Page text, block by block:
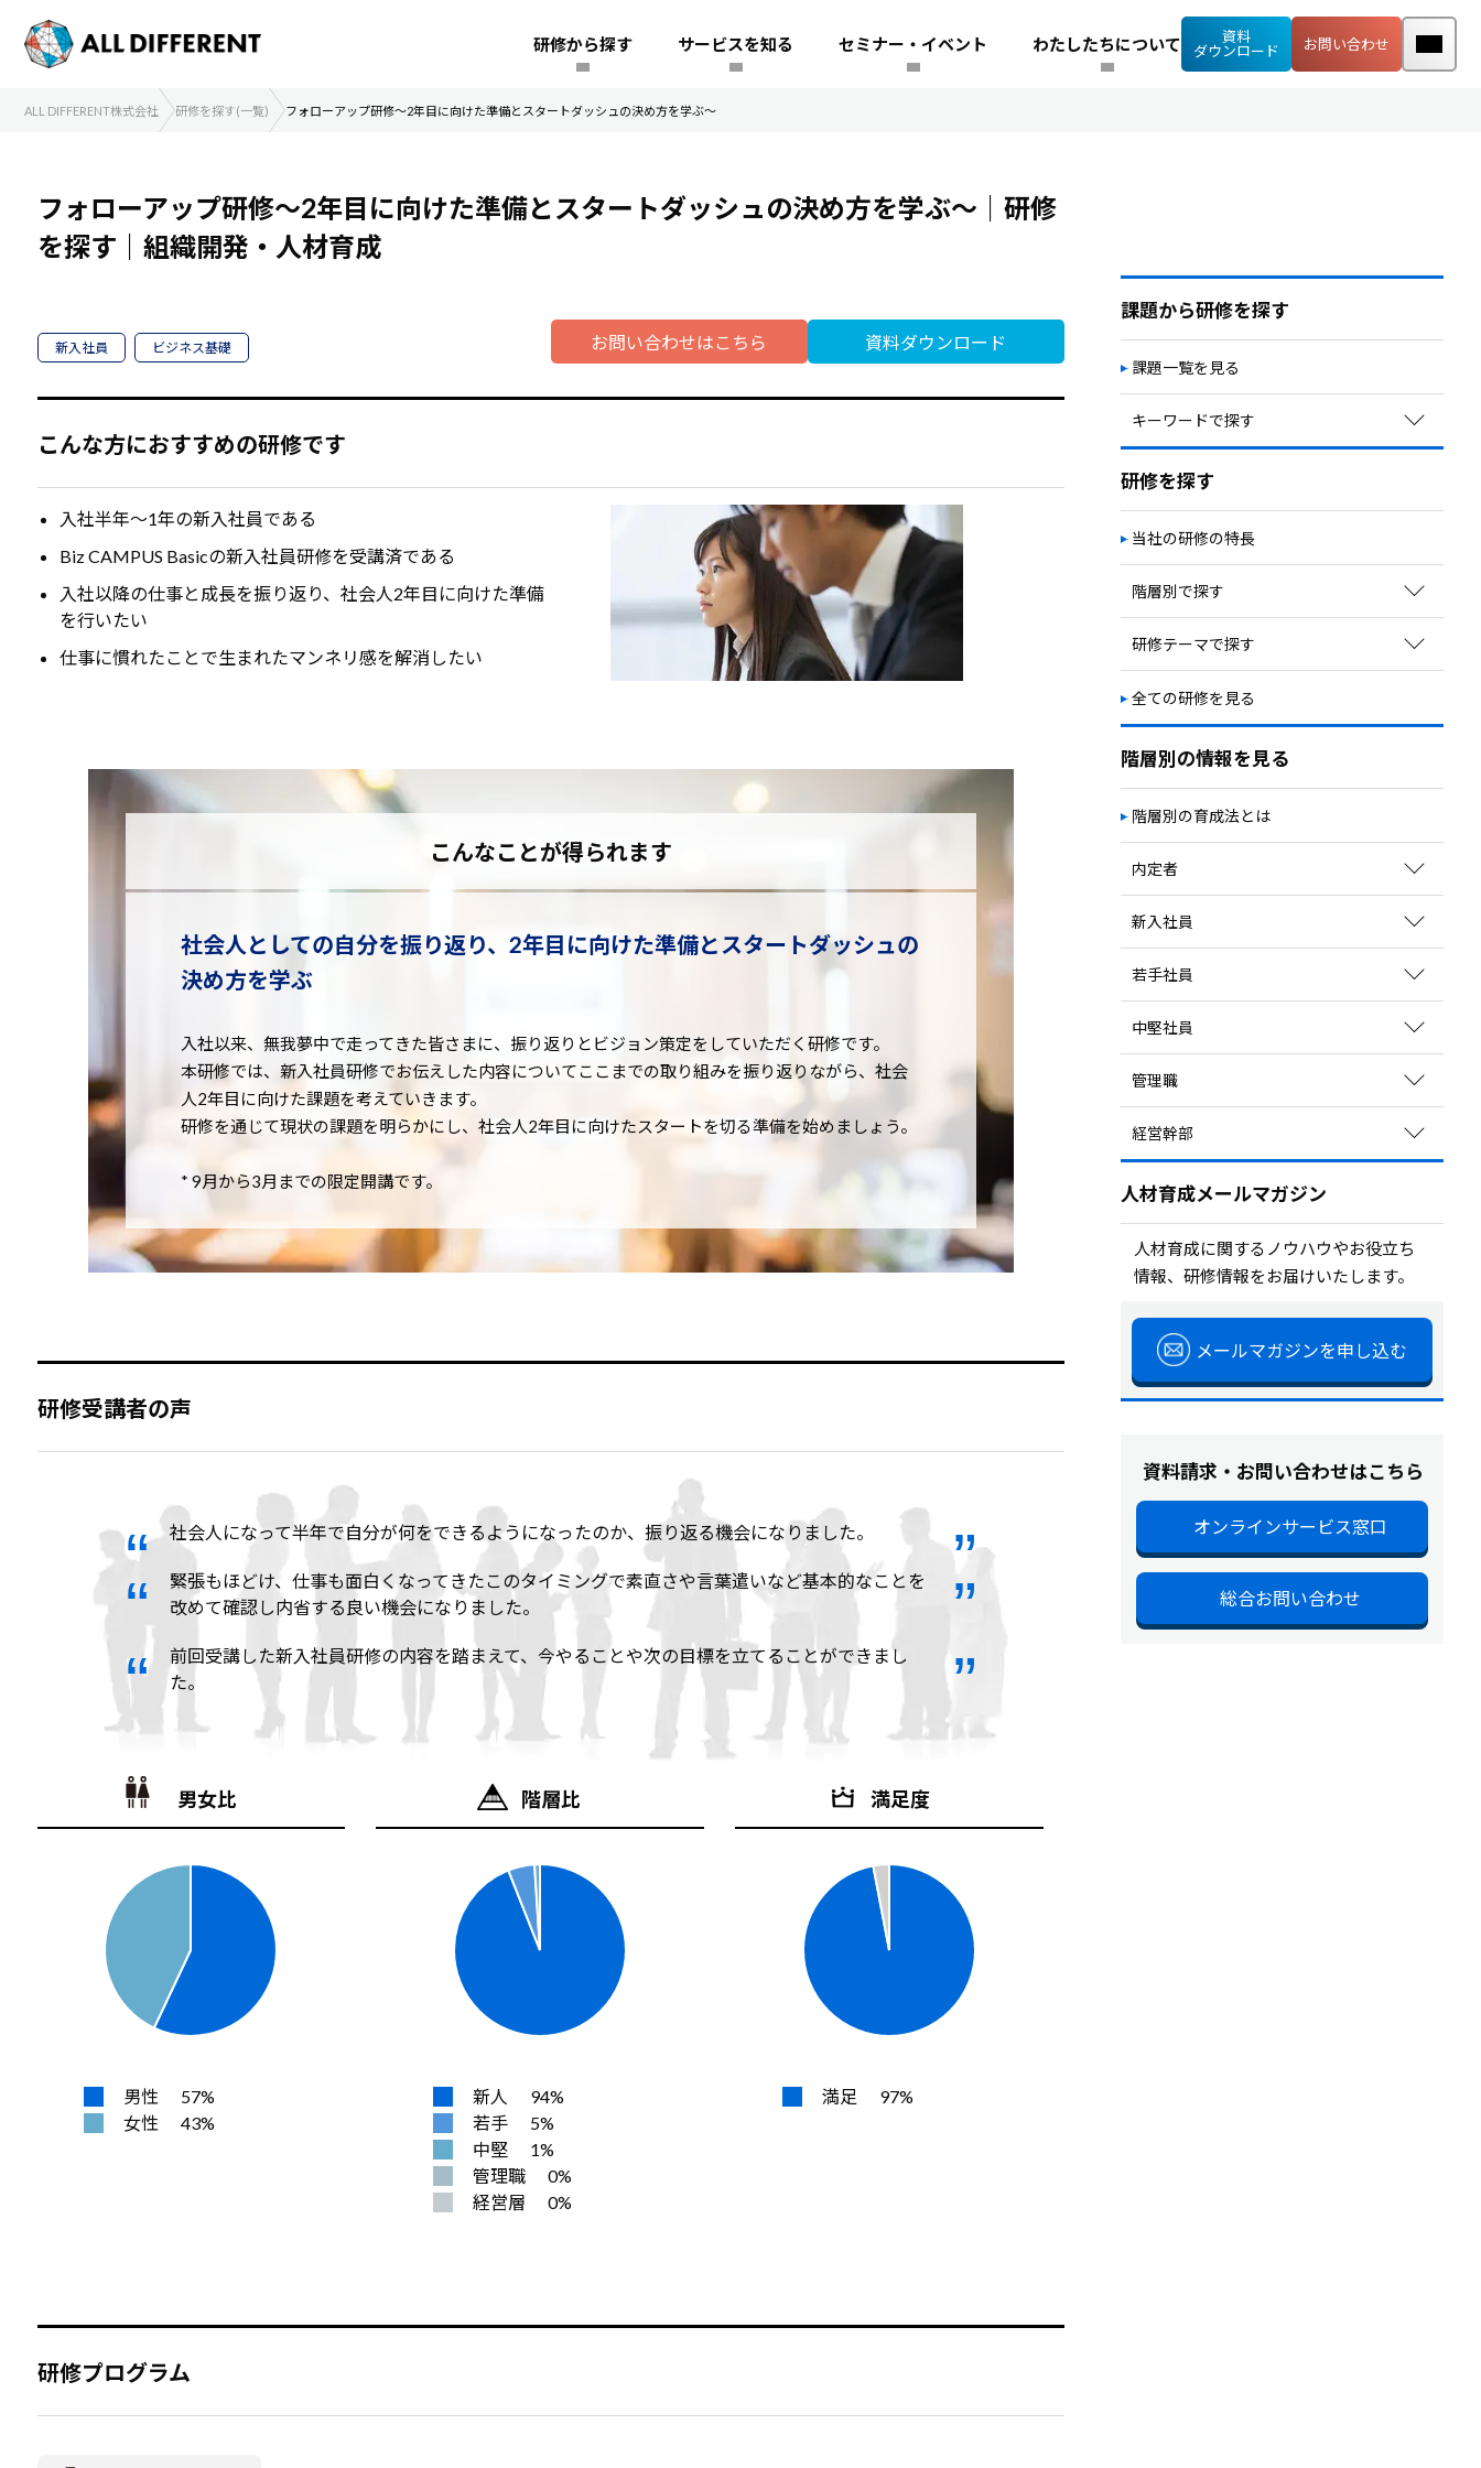
研修から探す サービスを知る セミナー・イベント わたしたちについて
資料
ダウンロード
お問い合わせ
ALL DIFFERENT株式会社 研修を探す(一覧) フォローアップ研修～2年目に向けた準備とスタートダッシュの決め方を学ぶ～
フォローアップ研修～2年目に向けた準備とスタートダッシュの決め方を学ぶ～｜研修
を探す｜組織開発・人材育成
新入社員 ビジネス基礎 お問い合わせはこちら 資料ダウンロード
こんな方におすすめの研修です
入社半年～1年の新入社員である
Biz CAMPUS Basicの新入社員研修を受講済である
入社以降の仕事と成長を振り返り、社会人2年目に向けた準備
を行いたい
仕事に慣れたことで生まれたマンネリ感を解消したい
こんなことが得られます
社会人としての自分を振り返り、2年目に向けた準備とスタートダッシュの
決め方を学ぶ
入社以来、無我夢中で走ってきた皆さまに、振り返りとビジョン策定をしていただく研修です。
本研修では、新入社員研修でお伝えした内容についてここまでの取り組みを振り返りながら、社会
人2年目に向けた課題を考えていきます。
研修を通じて現状の課題を明らかにし、社会人2年目に向けたスタートを切る準備を始めましょう。
* 9月から3月までの限定開講です。
研修受講者の声
社会人になって半年で自分が何をできるようになったのか、振り返る機会になりました。
緊張もほどけ、仕事も面白くなってきたこのタイミングで素直さや言葉遣いなど基本的なことを
改めて確認し内省する良い機会になりました。
前回受講した新入社員研修の内容を踏まえて、今やることや次の目標を立てることができまし
た。
男女比
男性
57%
女性
43%
階層比
新人
94%
若手
5%
中堅
1%
管理職
0%
経営層
0%
満足度
満足 97%
研修プログラム
課題から研修を探す
課題一覧を見る
キーワードで探す
次期リーダー育成
自立・自走／主体性向上
視野・視座の獲得
教育体系の構築
研修を探す
当社の研修の特長
階層別で探す
新入社員向け研修
若手社員向け研修
中堅社員向け研修
管理職向け研修
経営幹部向け研修
研修テーマで探す
ビジネススキル
コミュニケーションスキル
マネジメント
ビジネス知識
職種別研修
全ての研修を見る
階層別の情報を見る
階層別の育成法とは
内定者
育成方法のポイントを見る
関連コラムを読む
サービスを探す
新入社員
育成方法のポイントを見る
関連コラムを読む
研修を探す
若手社員
育成方法のポイントを見る
関連コラムを読む
研修を探す
中堅社員
育成方法のポイントを見る
関連コラムを読む
研修を探す
管理職
育成方法のポイントを見る
関連コラムを読む
研修を探す
サービスを探す
経営幹部
関連コラムを読む
研修を探す
サービスを探す
人材育成メールマガジン
人材育成に関するノウハウやお役立ち
情報、研修情報をお届けいたします。
メールマガジンを申し込む
資料請求・お問い合わせはこちら
オンラインサービス窓口
総合お問い合わせ